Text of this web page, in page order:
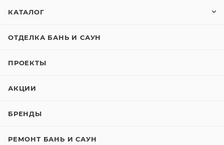
КАТАЛОГ
ОТДЕЛКА БАНЬ И САУН
ПРОЕКТЫ
АКЦИИ
БРЕНДЫ
РЕМОНТ БАНЬ И САУН